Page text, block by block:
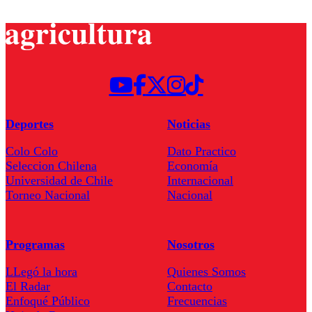
Deportes
Colo Colo
Seleccion Chilena
Universidad de Chile
Torneo Nacional
Noticias
Dato Practico
Economía
Internacional
Nacional
Programas
LLegó la hora
El Radar
Enfoqué Público
Nosotros
Quienes Somos
Contacto
Frecuencias